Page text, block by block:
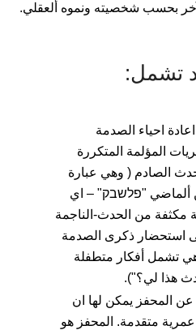
بحسب شخصيته ونموه ألعقلي.
تشمل:
اعادة احياء الصدمة
المؤلمة المتكررة
الصادم ( وهي عبارة
"פלשבק" – اي
مكثفة من الحدث-الناجمة
استحضار ذكرى الصدمة
تشمل أفكار متطفلة
هذا لي؟").
عن المحفز يمكن لها ان
متقدمة. المحفز هو